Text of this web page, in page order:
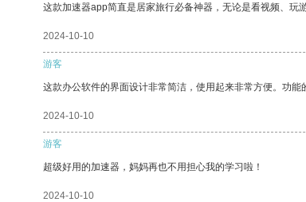
这款加速器app简直是居家旅行必备神器，无论是看视频、玩
2024-10-10
游客
这款办公软件的界面设计非常简洁，使用起来非常方便。功能
2024-10-10
游客
超级好用的加速器，妈妈再也不用担心我的学习啦！
2024-10-10